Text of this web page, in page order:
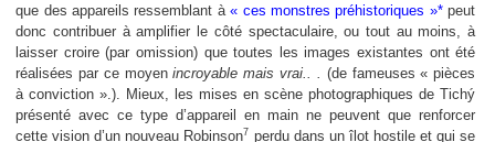
que des appareils ressemblant à« ces monstres préhistoriques »*peut
donc contribuer à amplifier le côté spectaculaire, ou tout au moins, à
laisser croire (par omission) que toutes les images existantes ont été
réalisées par ce moyenincroyable mais vrai.. . (de fameuses « pièces
à conviction ».). Mieux, les mises en scène photographiques de Tichý
présenté avec ce type d’appareil en main ne peuvent que renforcer
cette vision d’un nouveau Robinson7 perdu dans un îlot hostile et qui se